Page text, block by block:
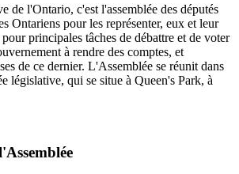
de l'Ontario, c'est l'assemblée des députés
Ontariens pour les représenter, eux et leur
principales tâches de débattre et de voter
à rendre des comptes, et
de ce dernier. L'Assemblée se réunit dans
législative, qui se situe à Queen's Park, à